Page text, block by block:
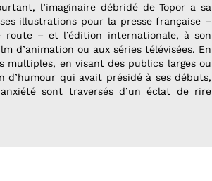
l’imaginaire débridé de Topor a sa
illustrations pour la presse française –
– et l’édition internationale, à son
d’animation ou aux séries télévisées. En
multiples, en visant des publics larges ou
d’humour qui avait présidé à ses débuts,
sont traversés d’un éclat de rire